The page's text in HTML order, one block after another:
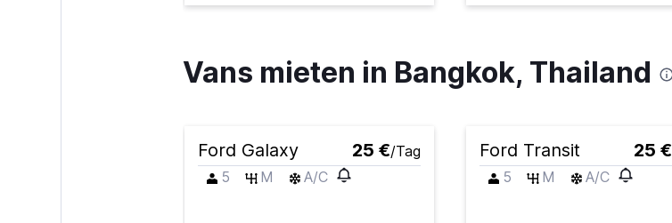
Vans mieten in Bangkok, Thailand
Ford Galaxy 25 €/Tag
5
M A/C
Ford Transit 25 €
5
M A/C